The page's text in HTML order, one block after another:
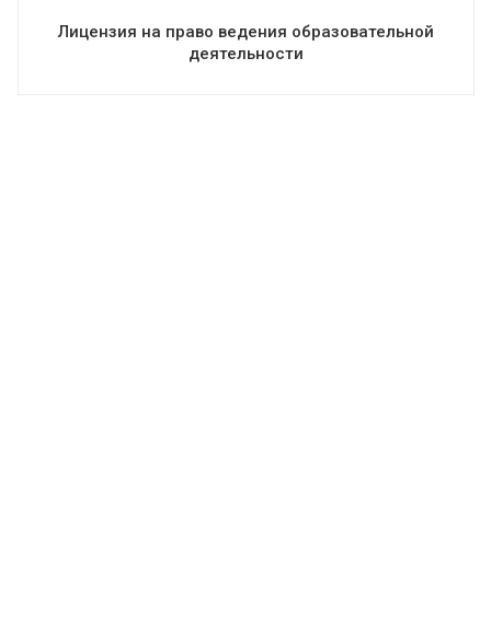
Лицензия на право ведения образовательной
деятельности